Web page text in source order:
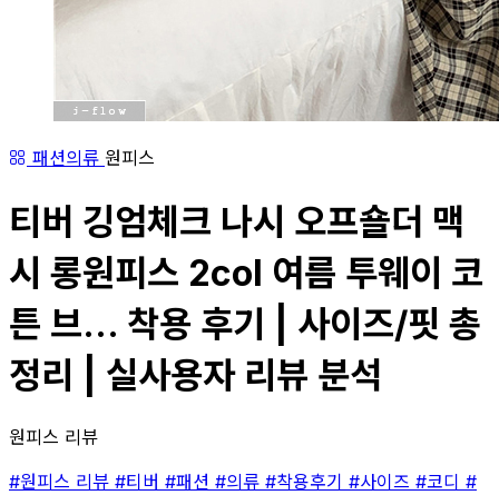
패션의류 원피스
티버 깅엄체크 나시 오프숄더 맥
시 롱원피스 2col 여름 투웨이 코
튼 브... 착용 후기 | 사이즈/핏 총
정리 | 실사용자 리뷰 분석
원피스 리뷰
#원피스 리뷰 #티버 #패션 #의류 #착용후기 #사이즈 #코디 #